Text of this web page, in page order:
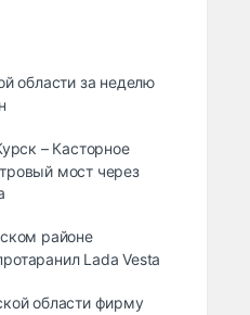
области за неделю
– Касторное
мост через
районе
Lada Vesta
области фирму